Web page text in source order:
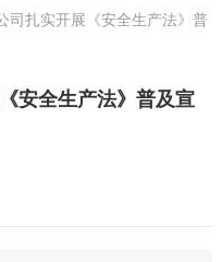
司扎实开展《安全生产法》普
安全生产法》普及宣